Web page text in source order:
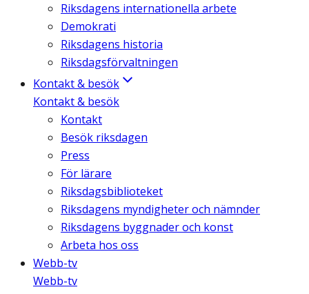
Riksdagens internationella arbete
Demokrati
Riksdagens historia
Riksdagsförvaltningen
Kontakt & besök
Kontakt & besök
Kontakt
Besök riksdagen
Press
För lärare
Riksdagsbiblioteket
Riksdagens myndigheter och nämnder
Riksdagens byggnader och konst
Arbeta hos oss
Webb-tv
Webb-tv